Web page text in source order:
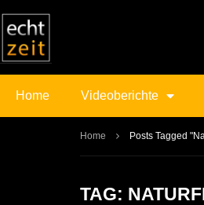
Home Videoberichte
Home Posts Tagged
TAG: